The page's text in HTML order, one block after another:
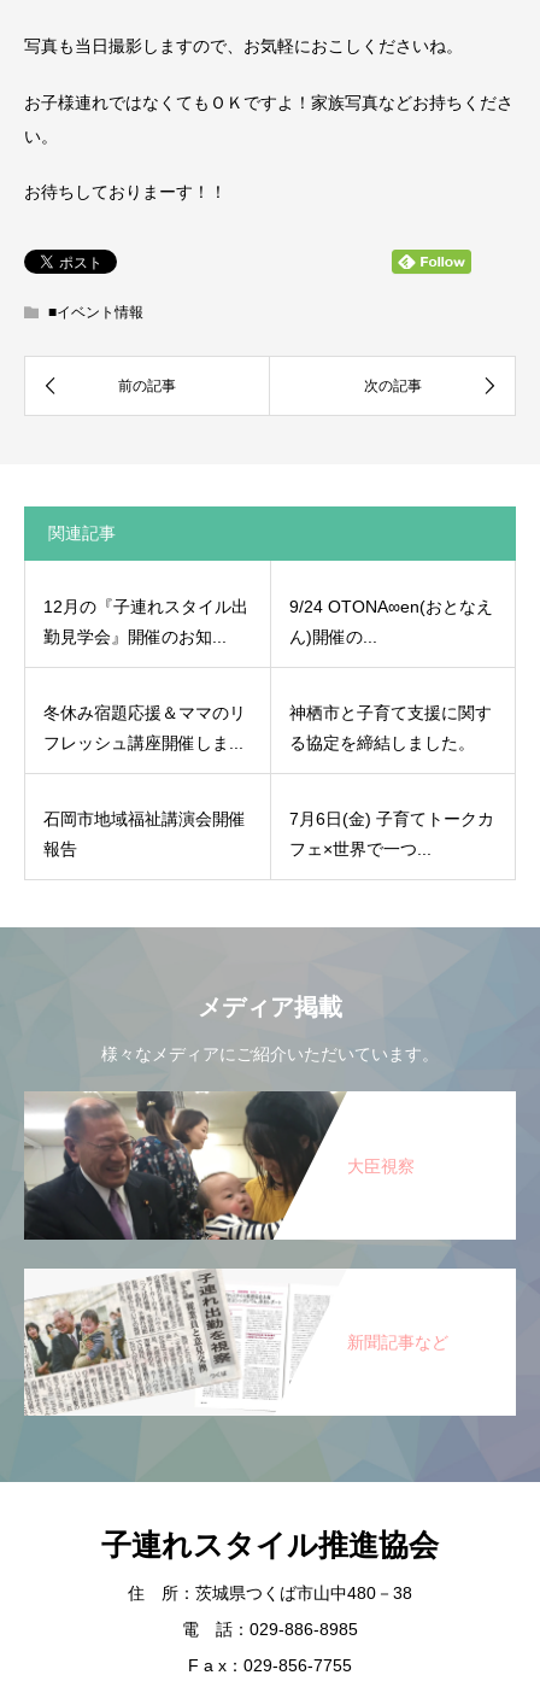
写真も当日撮影しますので、お気軽におこしくださいね。
お子様連れではなくてもＯＫですよ！家族写真などお持ちくださ
い。
お待ちしておりまーす！！
■イベント情報
関連記事
12月の『子連れスタイル出
勤見学会』開催のお知...
9/24 OTONA∞en(おとなえ
ん)開催の...
冬休み宿題応援＆ママのリ
フレッシュ講座開催しま...
神栖市と子育て支援に関す
る協定を締結しました。
石岡市地域福祉講演会開催
報告
7月6日(金) 子育てトークカ
フェ×世界で一つ...
メディア掲載
様々なメディアにご紹介いただいています。
大臣視察
新聞記事など
子連れスタイル推進協会
住 所：茨城県つくば市山中480－38
電 話：029-886-8985
F a x：029-856-7755